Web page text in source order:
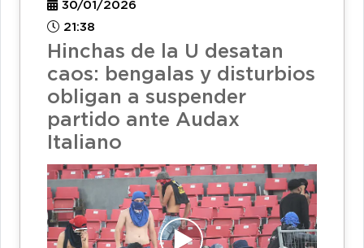
30/01/2026
21:38
Hinchas de la U desatan
caos: bengalas y disturbios
obligan a suspender
partido ante Audax
Italiano